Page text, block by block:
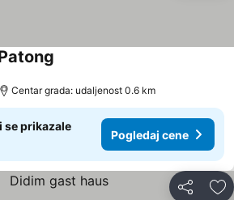
Centar grada: udaljenost 0.6 km
se prikazale
Pogledaj cene
Deli